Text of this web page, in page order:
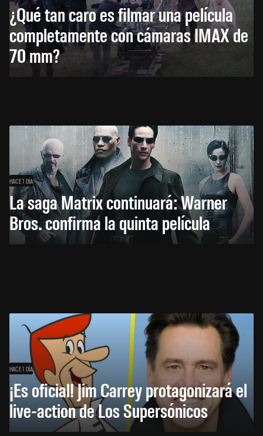
¿Qué tan caro es filmar una película
completamente con cámaras IMAX de
70 mm?
HACE 1 DÍA
La saga Matrix continuará: Warner
Bros. confirma la quinta película
HACE 1 DÍA
¡Es oficial! Jim Carrey protagonizará el
live-action de Los Supersónicos